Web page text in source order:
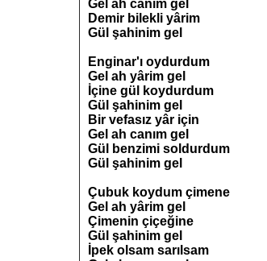
Gel ah canım gel
Demir bilekli yârim
Gül şahinim gel
Enginar'ı oydurdum
Gel ah yârim gel
İçine gül koydurdum
Gül şahinim gel
Bir vefasız yâr için
Gel ah canım gel
Gül benzimi soldurdum
Gül şahinim gel
Çubuk koydum çimene
Gel ah yârim gel
Çimenin çiçeğine
Gül şahinim gel
İpek olsam sarılsam